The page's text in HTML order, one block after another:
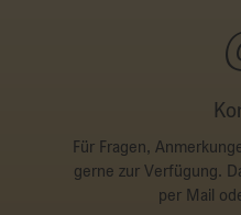
Für Fragen,
gerne zur Verfügung.
per Mail